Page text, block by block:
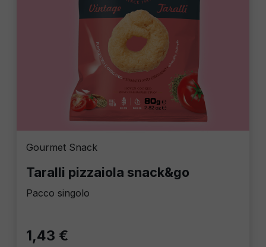
Gourmet Snack
Taralli pizzaiola snack&go
Pacco singolo
1,43 €